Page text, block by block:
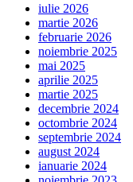
iulie 2026
martie 2026
februarie 2026
noiembrie 2025
mai 2025
aprilie 2025
martie 2025
decembrie 2024
octombrie 2024
septembrie 2024
august 2024
ianuarie 2024